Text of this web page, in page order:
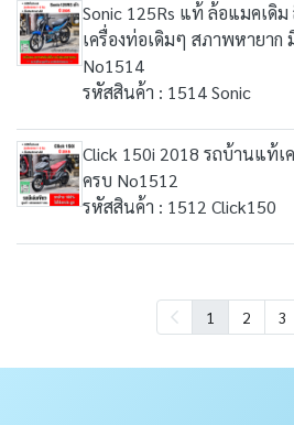
Sonic 125Rs แท้ ล้อแมคเดิม
เครื่องท่อเดิมๆ สภาพหายาก
No1514
รหัสสินค้า : 1514 Sonic
Click 150i 2018 รถบ้านแท้เ
ครบ No1512
รหัสสินค้า : 1512 Click150
1 2 3